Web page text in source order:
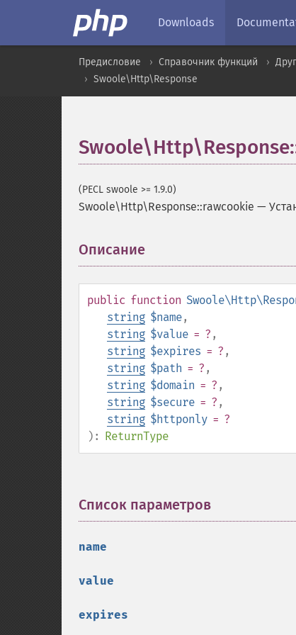
Downloads
Предисловие Справочник функций
Swoole\Http\Response
(PECL swoole >= 1.9.0)
Swoole\Http\Response::rawcookie —
Описание
public function
string $name,
string $value = ? ,
string $expires = ? ,
string $path = ? ,
string $domain = ? ,
string $secure = ? ,
string $httponly = ?
): ReturnType
Список параметров
name
value
expires